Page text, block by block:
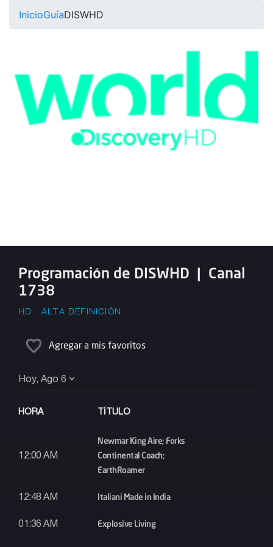
InicioGuíaDISWHD
Programación de DISWHD | Canal
1738
HD ALTA DEFINICIÓN
Agregar a mis favoritos
Hoy, Ago 6
HORA TÍTULO
12:00 AM
Newmar King Aire; Forks
Continental Coach;
EarthRoamer
12:48 AM Italiani Made in India
01:36 AM Explosive Living